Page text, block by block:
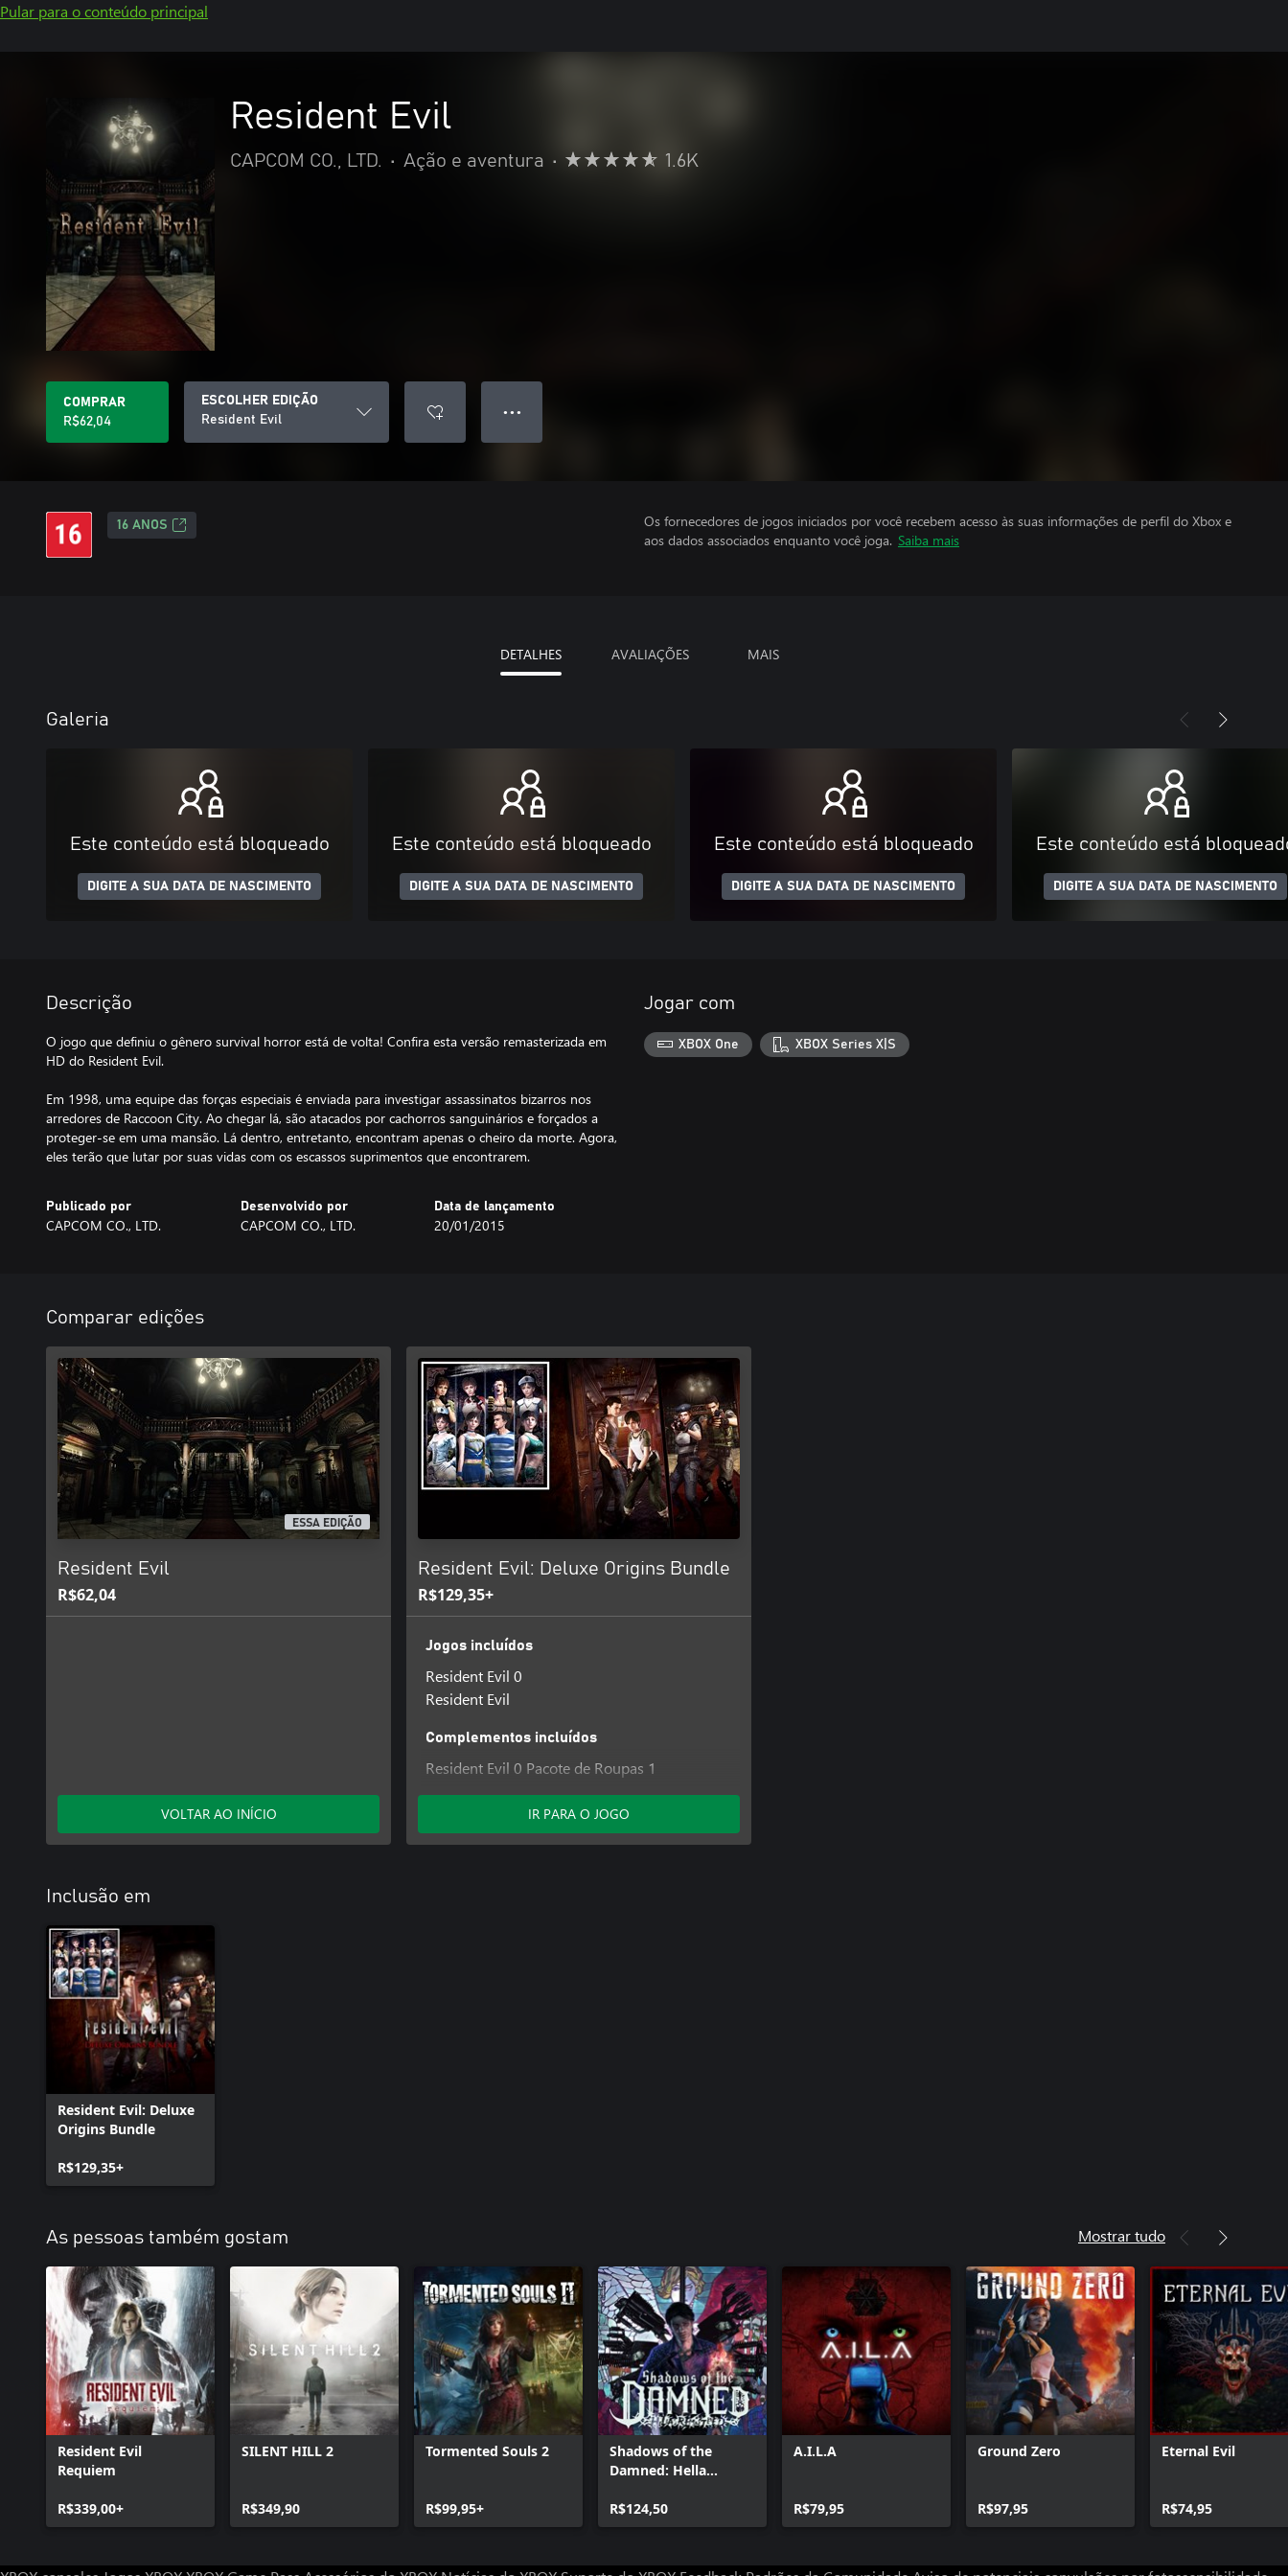
Pular para o conteúdo principal
Resident Evil
CAPCOM CO., LTD. • Ação e aventura • 1.6K
COMPRAR
R$62,04
ESCOLHER EDIÇÃO
Resident Evil
● ● ●
16 ANOS
Os fornecedores de jogos iniciados por você recebem acesso às suas informações de perfil do Xbox e
aos dados associados enquanto você joga. Saiba mais
DETALHES AVALIAÇÕES MAIS
Galeria
Este conteúdo está bloqueado
DIGITE A SUA DATA DE NASCIMENTO
Este conteúdo está bloqueado
DIGITE A SUA DATA DE NASCIMENTO
Este conteúdo está bloqueado
DIGITE A SUA DATA DE NASCIMENTO
Este conteúdo está
DIGITE A SUA DATA DE NASCIMENTO
Descrição
O jogo que definiu o gênero survival horror está de volta! Confira esta versão remasterizada em
HD do Resident Evil.
Em 1998, uma equipe das forças especiais é enviada para investigar assassinatos bizarros nos
arredores de Raccoon City. Ao chegar lá, são atacados por cachorros sanguinários e forçados a
proteger-se em uma mansão. Lá dentro, entretanto, encontram apenas o cheiro da morte. Agora,
eles terão que lutar por suas vidas com os escassos suprimentos que encontrarem.
Publicado por
CAPCOM CO., LTD.
Desenvolvido por
CAPCOM CO., LTD.
Data de lançamento
20/01/2015
Jogar com
XBOX One XBOX Series X|S
Comparar edições
ESSA EDIÇÃO
Resident Evil
R$62,04
VOLTAR AO INÍCIO
Resident Evil: Deluxe Origins Bundle
R$129,35+
Jogos incluídos
Resident Evil 0
Resident Evil
Complementos incluídos
Resident Evil 0 Pacote de Roupas 1
Resident Evil 0 Pacote de Roupas 3
Resident Evil 0 Pacote de Roupas 4
Resident Evil 0 Pacote Completo de Roupas
IR PARA O JOGO
Inclusão em
Resident Evil: Deluxe
Origins Bundle
R$129,35+
As pessoas também gostam Mostrar tudo
Resident Evil
Requiem
R$339,00+
SILENT HILL 2
R$349,90
Tormented Souls 2
R$99,95+
Shadows of the
Damned: Hella
R$124,50
A.I.L.A
R$79,95
Ground Zero
R$97,95
Eternal Evil
R$74,95